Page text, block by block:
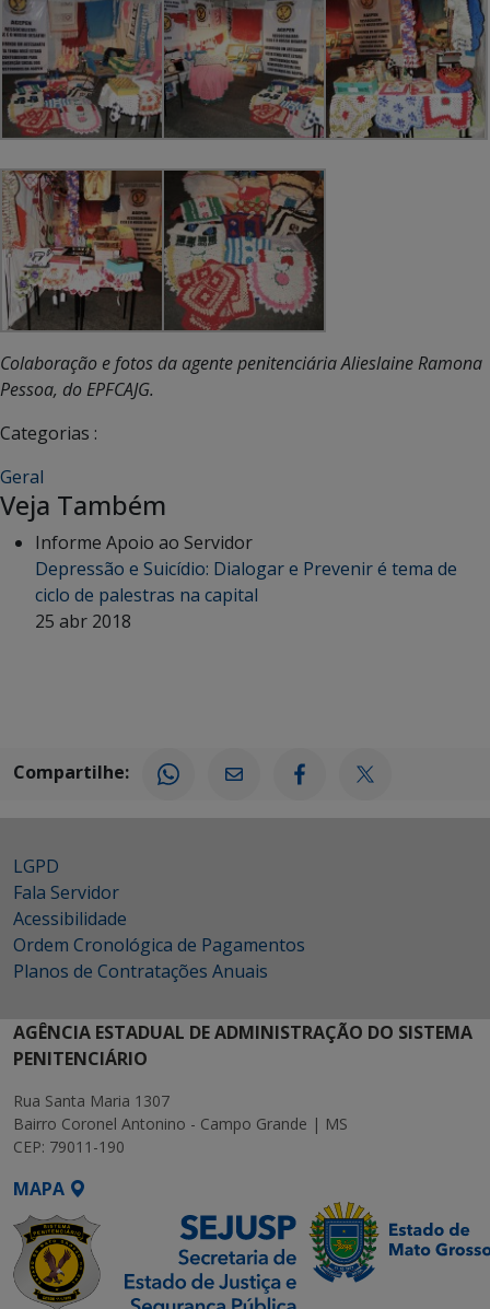
Colaboração e fotos da agente penitenciária Alieslaine Ramona
Pessoa, do EPFCAJG.
Categorias :
Geral
Veja Também
Informe Apoio ao Servidor
Depressão e Suicídio: Dialogar e Prevenir é tema de
ciclo de palestras na capital
25 abr 2018
Compartilhe:
LGPD
Fala Servidor
Acessibilidade
Ordem Cronológica de Pagamentos
Planos de Contratações Anuais
AGÊNCIA ESTADUAL DE ADMINISTRAÇÃO DO SISTEMA
PENITENCIÁRIO
Rua Santa Maria 1307
Bairro Coronel Antonino - Campo Grande | MS
CEP: 79011-190
MAPA